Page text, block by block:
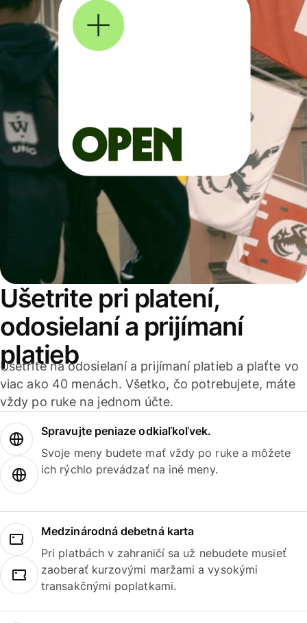
Ušetrite pri platení,
odosielaní a prijímaní
platieb
Ušetrite na odosielaní a prijímaní platieb a plaťte vo
viac ako 40 menách. Všetko, čo potrebujete, máte
vždy po ruke na jednom účte.
Spravujte peniaze odkiaľkoľvek.
Svoje meny budete mať vždy po ruke a môžete
ich rýchlo prevádzať na iné meny.
Medzinárodná debetná karta
Pri platbách v zahraničí sa už nebudete musieť
zaoberať kurzovými maržami a vysokými
transakčnými poplatkami.